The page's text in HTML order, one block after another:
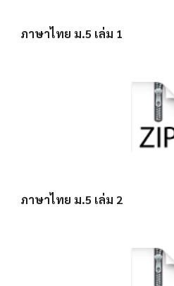
ภาษาไทย ม.5 เล่ม 1
ภาษาไทย ม.5 เล่ม 2